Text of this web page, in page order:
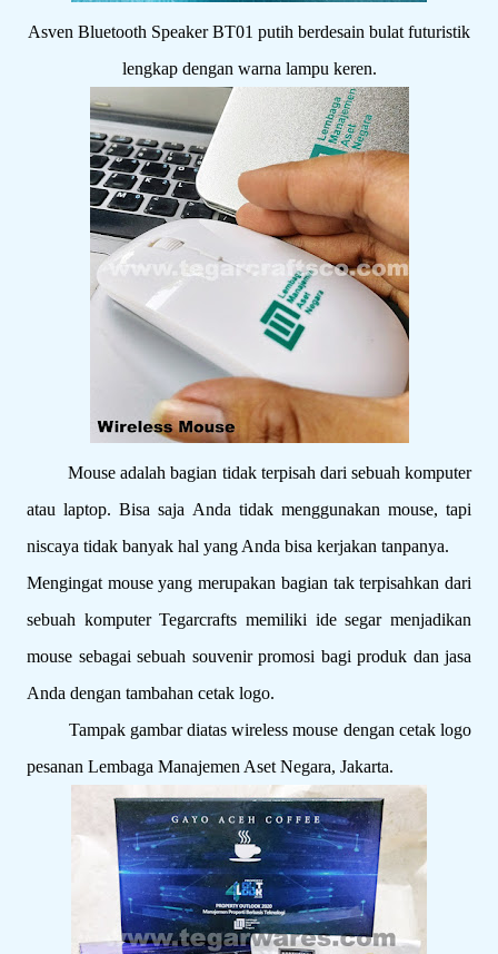
Asven Bluetooth Speaker BT01 putih berdesain bulat futuristik
lengkap dengan warna lampu keren.
Mouse adalah bagian tidak terpisah dari sebuah komputer
atau laptop. Bisa saja Anda tidak menggunakan mouse, tapi
niscaya tidak banyak hal yang Anda bisa kerjakan tanpanya.
Mengingat mouse yang merupakan bagian tak terpisahkan dari
sebuah komputer Tegarcrafts memiliki ide segar menjadikan
mouse sebagai sebuah souvenir promosi bagi produk dan jasa
Anda dengan tambahan cetak logo.
Tampak gambar diatas wireless mouse dengan cetak logo
pesanan Lembaga Manajemen Aset Negara, Jakarta.